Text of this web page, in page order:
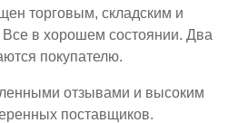
торговым, складским и
в хорошем состоянии. Два
покупателю.
отзывами и высоким
поставщиков.